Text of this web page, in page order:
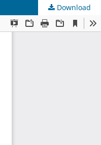
Download